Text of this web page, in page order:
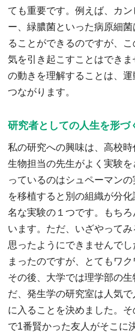
ても重要です。例えば、カ
ー、緑膿菌といった病原細
ることができるのですが、
気を引き起こすことはでき
の動きを理解することは、
つながります。
研究者としての人生を形づ
私の研究への興味は、高校
生物担当の先生がよく実験
っているのはシュペーマン
を移植すると別の組織が分
名な実験の１つです。もち
います。ただ、いざやって
思ったようにできませんで
まったのですが、とてもワ
その後、大学では理学部の
だ、発生学の研究室は人気
に入ることを決めました。
で1番賢かった友人がそこに